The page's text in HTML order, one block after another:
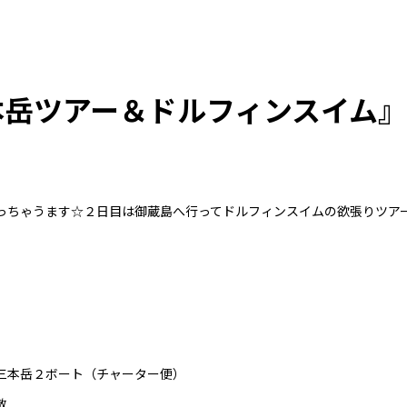
ツアー＆ドルフィンスイム』
ゃうます☆２日目は御蔵島へ行ってドルフィンスイムの欲張りツア
岳２ボート（チャーター便）